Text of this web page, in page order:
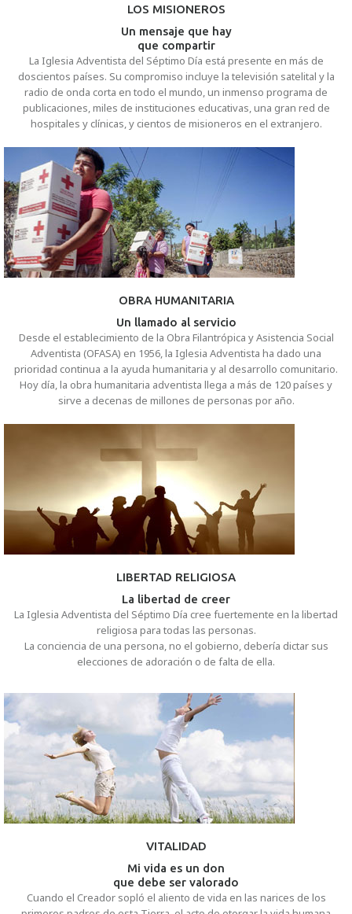
LOS MISIONEROS
Un mensaje que hay
que compartir
La Iglesia Adventista del Séptimo Día está presente en más de
doscientos países. Su compromiso incluye la televisión satelital y la
radio de onda corta en todo el mundo, un inmenso programa de
publicaciones, miles de instituciones educativas, una gran red de
hospitales y clínicas, y cientos de misioneros en el extranjero.
OBRA HUMANITARIA
Un llamado al servicio
Desde el establecimiento de la Obra Filantrópica y Asistencia Social
Adventista (OFASA) en 1956, la Iglesia Adventista ha dado una
prioridad continua a la ayuda humanitaria y al desarrollo comunitario.
Hoy día, la obra humanitaria adventista llega a más de 120 países y
sirve a decenas de millones de personas por año.
LIBERTAD RELIGIOSA
La libertad de creer
La Iglesia Adventista del Séptimo Día cree fuertemente en la libertad
religiosa para todas las personas.
La conciencia de una persona, no el gobierno, debería dictar sus
elecciones de adoración o de falta de ella.
VITALIDAD
Mi vida es un don
que debe ser valorado
Cuando el Creador sopló el aliento de vida en las narices de los